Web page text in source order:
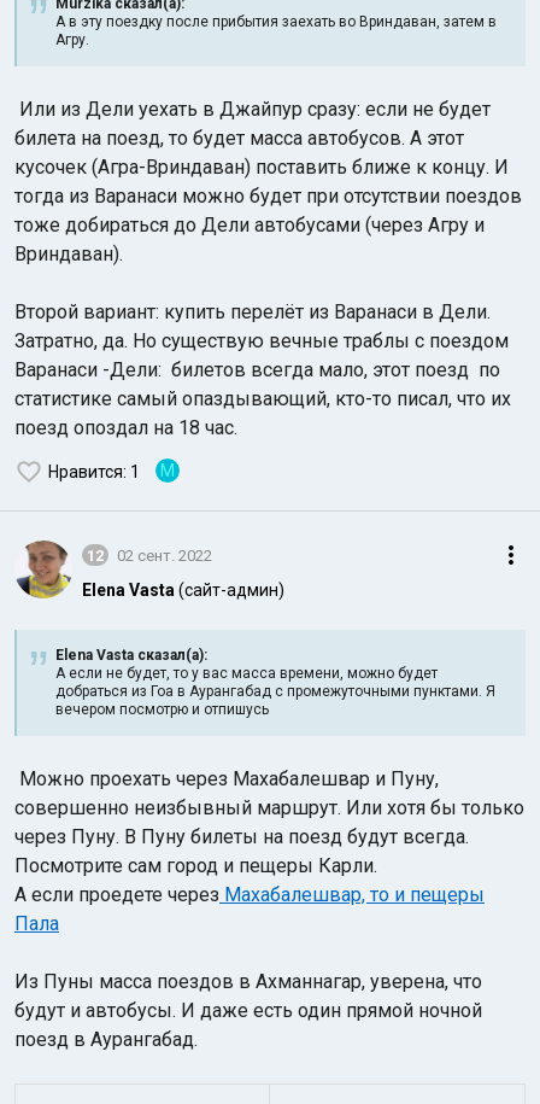
Murzika сказал(а):
А в эту поездку после прибытия заехать во Вриндаван, затем в
Агру.
Или из Дели уехать в Джайпур сразу: если не будет
билета на поезд, то будет масса автобусов. А этот
кусочек (Агра-Вриндаван) поставить ближе к концу. И
тогда из Варанаси можно будет при отсутствии поездов
тоже добираться до Дели автобусами (через Агру и
Вриндаван).
Второй вариант: купить перелёт из Варанаси в Дели.
Затратно, да. Но существую вечные траблы с поездом
Варанаси -Дели: билетов всегда мало, этот поезд по
статистике самый опаздывающий, кто-то писал, что их
поезд опоздал на 18 час.
Нравится: 1 M
12 02 сент. 2022
Elena Vasta (сайт-админ)
Elena Vasta сказал(а):
А если не будет, то у вас масса времени, можно будет
добраться из Гоа в Аурангабад с промежуточными пунктами. Я
вечером посмотрю и отпишусь
Можно проехать через Махабалешвар и Пуну,
совершенно неизбывный маршрут. Или хотя бы только
через Пуну. В Пуну билеты на поезд будут всегда.
Посмотрите сам город и пещеры Карли.
А если проедете через Махабалешвар, то и пещеры
Пала
Из Пуны масса поездов в Ахманнагар, уверена, что
будут и автобусы. И даже есть один прямой ночной
поезд в Аурангабад.